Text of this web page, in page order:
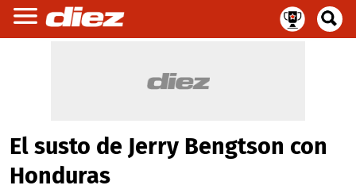
El susto de Jerry Bengtson con
Honduras